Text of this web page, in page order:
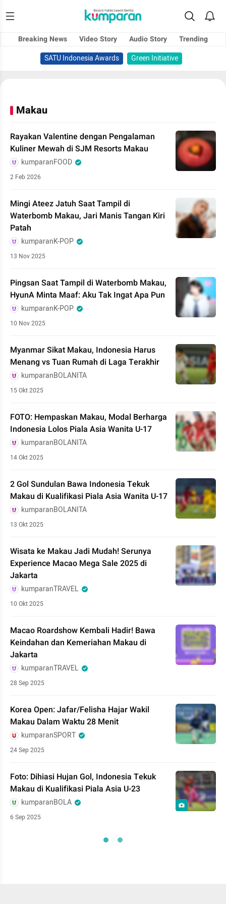
Breaking News Video Story Audio Story
Trending
SATU Indonesia Awards
Green Initiative
Makau
Rayakan Valentine dengan Pengalaman
Kuliner Mewah di SJM Resorts Makau
kumparanFOOD
2 Feb 2026
Mingi Ateez Jatuh Saat Tampil di
Waterbomb Makau, Jari Manis Tangan Kiri
Patah
kumparanK-POP
13 Nov 2025
Pingsan Saat Tampil di Waterbomb Makau,
HyunA Minta Maaf: Aku Tak Ingat Apa Pun
kumparanK-POP
10 Nov 2025
Myanmar Sikat Makau, Indonesia Harus
Menang vs Tuan Rumah di Laga Terakhir
kumparanBOLANITA
15 Okt 2025
FOTO: Hempaskan Makau, Modal Berharga
Indonesia Lolos Piala Asia Wanita U-17
kumparanBOLANITA
14 Okt 2025
2 Gol Sundulan Bawa Indonesia Tekuk
Makau di Kualifikasi Piala Asia Wanita U-17
kumparanBOLANITA
13 Okt 2025
Wisata ke Makau Jadi Mudah! Serunya
Experience Macao Mega Sale 2025 di
Jakarta
kumparanTRAVEL
10 Okt 2025
Macao Roardshow Kembali Hadir! Bawa
Keindahan dan Kemeriahan Makau di
Jakarta
kumparanTRAVEL
28 Sep 2025
Korea Open: Jafar/Felisha Hajar Wakil
Makau Dalam Waktu 28 Menit
kumparanSPORT
24 Sep 2025
Foto: Dihiasi Hujan Gol, Indonesia Tekuk
Makau di Kualifikasi Piala Asia U-23
kumparanBOLA
6 Sep 2025